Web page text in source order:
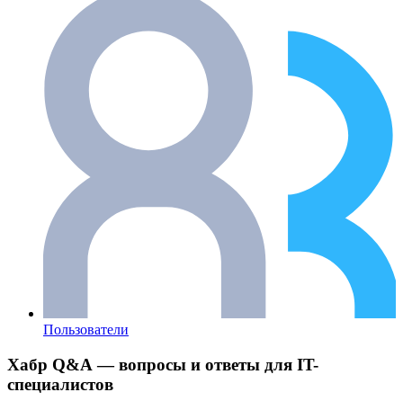
Пользователи
Хабр Q&A — вопросы и ответы для IT-
специалистов